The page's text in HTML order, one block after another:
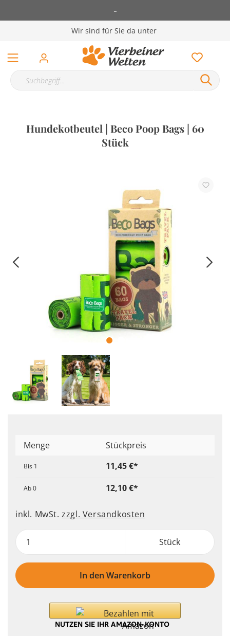
-
Wir sind für Sie da unter
Hundekotbeutel | Beco Poop Bags | 60
Stück
Menge Stückpreis
Bis 1 11,45 €*
Ab0 12,10 €*
inkl. MwSt.zzgl. Versandkosten
Stück
In den Warenkorb